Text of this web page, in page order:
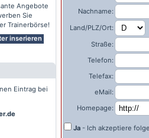
Angebote
Sie
Trainerbörse!
inserieren
Eintrag bei
Nachname:
Land/PLZ/Ort:
Straße:
Telefon:
Telefax:
eMail:
Homepage:
Ja - Ich akzeptiere